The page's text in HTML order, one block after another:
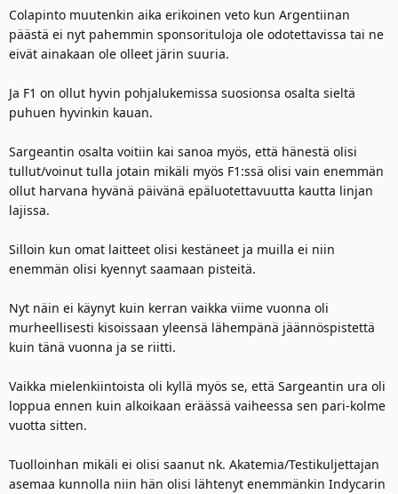
Colapinto muutenkin aika erikoinen veto kun Argentiinan
päästä ei nyt pahemmin sponsorituloja ole odotettavissa tai ne
eivät ainakaan ole olleet järin suuria.
Ja F1 on ollut hyvin pohjalukemissa suosionsa osalta sieltä
puhuen hyvinkin kauan.
Sargeantin osalta voitiin kai sanoa myös, että hänestä olisi
tullut/voinut tulla jotain mikäli myös F1:ssä olisi vain enemmän
ollut harvana hyvänä päivänä epäluotettavuutta kautta linjan
lajissa.
Silloin kun omat laitteet olisi kestäneet ja muilla ei niin
enemmän olisi kyennyt saamaan pisteitä.
Nyt näin ei käynyt kuin kerran vaikka viime vuonna oli
murheellisesti kisoissaan yleensä lähempänä jäännöspistettä
kuin tänä vuonna ja se riitti.
Vaikka mielenkiintoista oli kyllä myös se, että Sargeantin ura oli
loppua ennen kuin alkoikaan eräässä vaiheessa sen pari-kolme
vuotta sitten.
Tuolloinhan mikäli ei olisi saanut nk. Akatemia/Testikuljettajan
asemaa kunnolla niin hän olisi lähtenyt enemmänkin Indycarin